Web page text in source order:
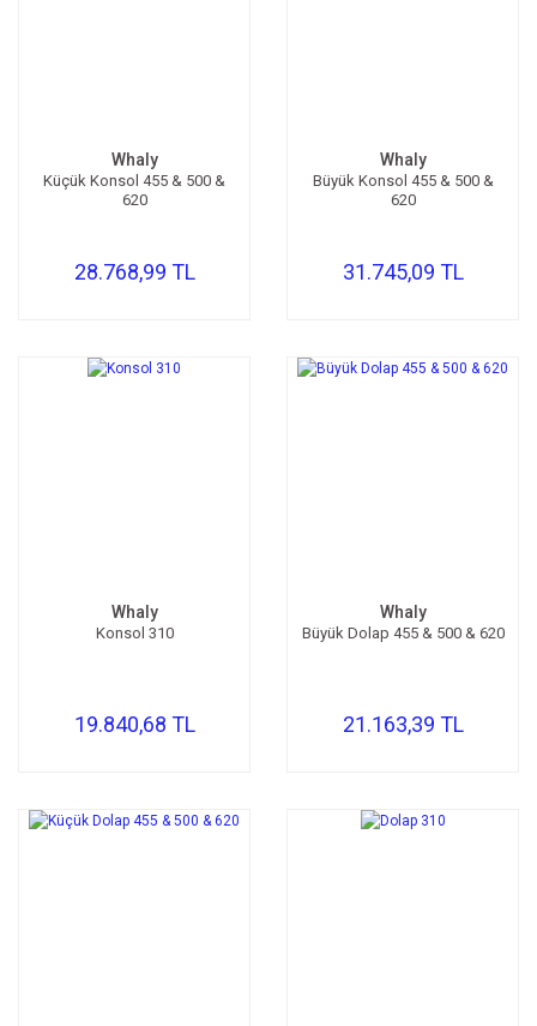
Whaly
Küçük Konsol 455 & 500 &
620
28.768,99 TL
Whaly
Büyük Konsol 455 & 500 &
620
31.745,09 TL
Whaly
Konsol 310
19.840,68 TL
Whaly
Büyük Dolap 455 & 500 & 620
21.163,39 TL